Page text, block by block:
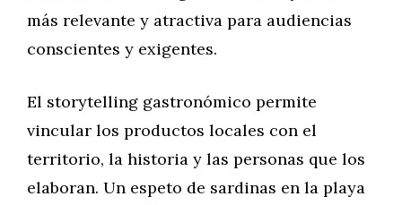
más relevante y atractiva para audiencias
conscientes y exigentes.
El storytelling gastronómico permite
vincular los productos locales con el
territorio, la historia y las personas que los
elaboran. Un espeto de sardinas en la playa